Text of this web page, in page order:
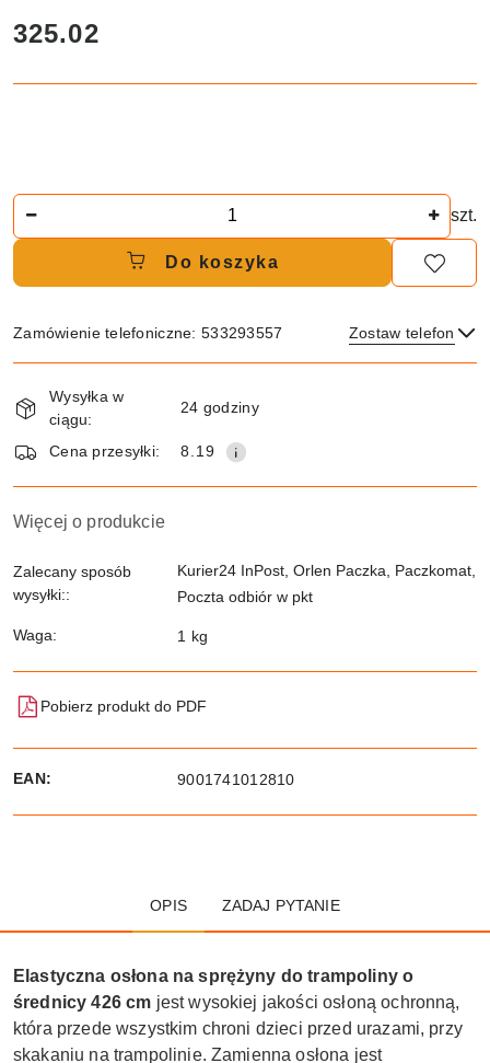
cena:
325.02
szt.
Do koszyka
Zamówienie telefoniczne: 533293557 Zostaw telefon
Dostępność
i
dostawa
Wysyłka w
ciągu:
24 godziny
Cena przesyłki: 8.19
Więcej o produkcie
Zalecany sposób
wysyłki::
Kurier24 InPost, Orlen Paczka, Paczkomat,
Poczta odbiór w pkt
Waga: 1 kg
Pobierz produkt do PDF
EAN: 9001741012810
OPIS ZADAJ PYTANIE
Elastyczna osłona na sprężyny do trampoliny o
średnicy 426 cm jest wysokiej jakości osłoną ochronną,
która przede wszystkim chroni dzieci przed urazami, przy
skakaniu na trampolinie. Zamienna osłona jest